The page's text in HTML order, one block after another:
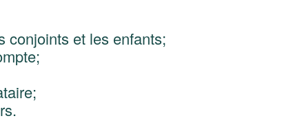
conjoints et les enfants;